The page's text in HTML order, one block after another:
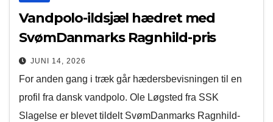
Vandpolo-ildsjæl hædret med
SvømDanmarks Ragnhild-pris
JUNI 14, 2026
For anden gang i træk går hædersbevisningen til en
profil fra dansk vandpolo. Ole Løgsted fra SSK
Slagelse er blevet tildelt SvømDanmarks Ragnhild-